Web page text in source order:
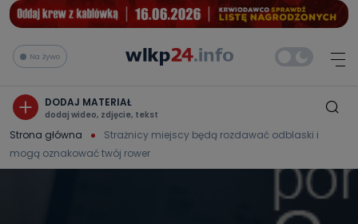
Na żywo
DODAJ MATERIAŁ
dodaj wideo, zdjęcie, tekst
Strona główna
Strażnicy miejscy będą rozdawać odblaski i
mogą oznakować twój rower